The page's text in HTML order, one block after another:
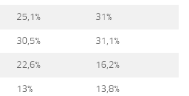
25,1% 31%
30,5% 31,1%
22,6% 16,2%
13% 13,8%